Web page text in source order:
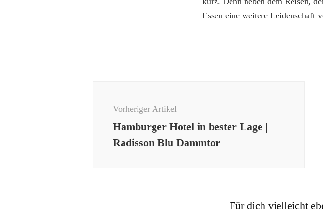
Essen eine weitere Leidenschaft
Vorheriger Artikel
Hamburger Hotel in bester Lage |
Radisson Blu Dammtor
Für dich vielleicht